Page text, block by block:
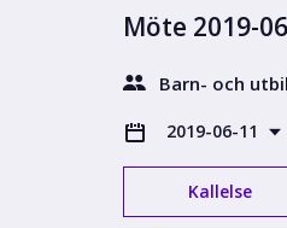
Möte 2019-
Barn- och
2019-06-11
Kallelse